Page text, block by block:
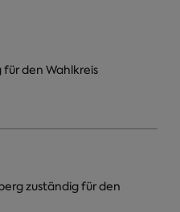
den Wahlkreis
zuständig für den